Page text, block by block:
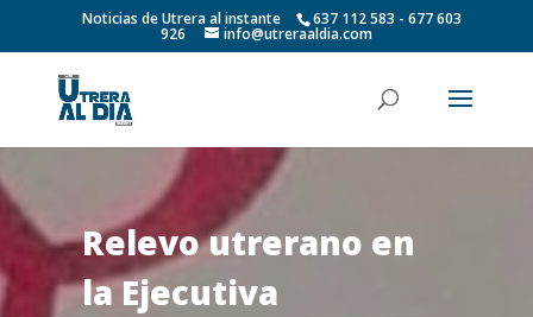
Noticias de Utrera al instante 637 112 583 - 677 603
926 info@utreraaldia.com
Relevo utrerano en
la Ejecutiva